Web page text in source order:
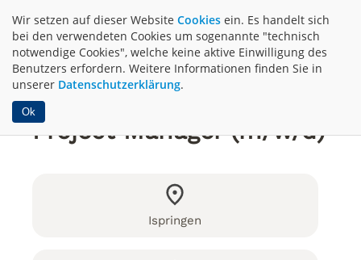
Wir setzen auf dieser Website Cookies ein. Es handelt sich
bei den verwendeten Cookies um sogenannte "technisch
notwendige Cookies", welche keine aktive Einwilligung des
Benutzers erfordern. Weitere Informationen finden Sie in
unserer Datenschutzerklärung.
Ok
Project Manager (m/w/d)
Ispringen